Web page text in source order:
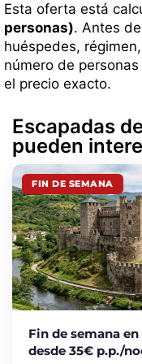
Esta oferta está
personas). Antes
huéspedes,
número de
el precio exacto.
Escapadas
pueden
FIN DE SEMANA
Fin de semana
desde 35€ p.p./